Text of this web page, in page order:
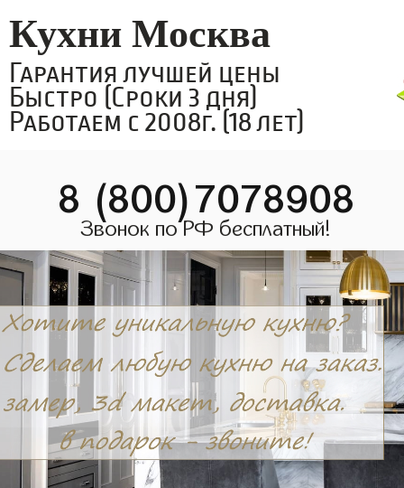
Кухни Москва
Гарантия лучшей цены
Быстро (Сроки 3 дня)
Работаем с 2008г. (18 лет)
8 (800)7078908
Звонок по РФ бесплатный!